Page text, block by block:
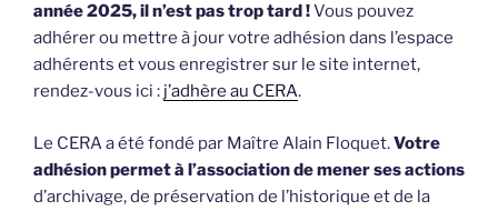
année 2025, il n’est pas trop tard !Vous pouvez
adhérer ou mettre à jour votre adhésion dans l’espace
adhérents et vous enregistrer sur le site internet,
rendez-vous ici : j’adhère au CERA.
Le CERA a été fondé par Maître Alain Floquet.Votre
adhésion permet à l’association de mener ses actions
d’archivage, de préservation de l’historique et de la